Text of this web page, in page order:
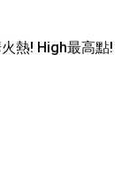
熱! High最高點!